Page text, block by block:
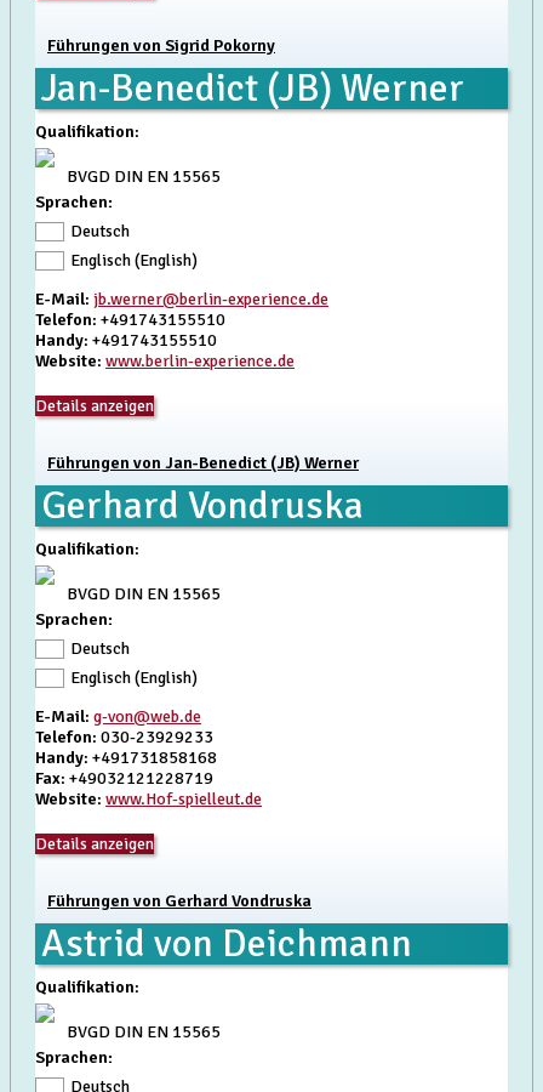
Führungen von Sigrid Pokorny
Jan-Benedict (JB) Werner
Qualifikation:
BVGD DIN EN 15565
Sprachen:
Deutsch
Englisch (English)
E-Mail: jb.werner@berlin-experience.de
Telefon: +491743155510
Handy: +491743155510
Website: www.berlin-experience.de
Details anzeigen
Führungen von Jan-Benedict (JB) Werner
Gerhard Vondruska
Qualifikation:
BVGD DIN EN 15565
Sprachen:
Deutsch
Englisch (English)
E-Mail: g-von@web.de
Telefon: 030-23929233
Handy: +491731858168
Fax: +49032121228719
Website: www.Hof-spielleut.de
Details anzeigen
Führungen von Gerhard Vondruska
Astrid von Deichmann
Qualifikation:
BVGD DIN EN 15565
Sprachen:
Deutsch